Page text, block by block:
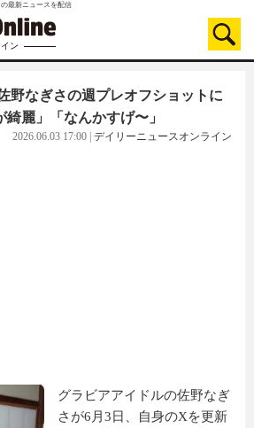
最新ニュースを配信
ン
野なぎさの週プレオフショットに
麗」「なんかすげ〜」
2026.06.03 17:00 デイリーニュースオンライン
グラビアアイドルの佐野なぎ
さが6月3日、自身のXを更新